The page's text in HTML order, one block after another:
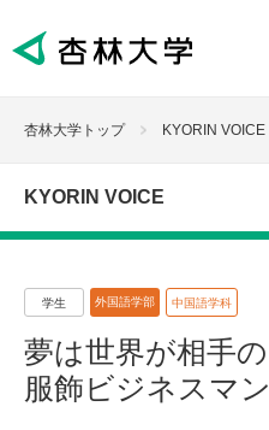
杏林大学トップ KYORIN VOICE
KYORIN VOICE
学生 外国語学部 中国語学科
夢は世界が相手の
服飾ビジネスマン